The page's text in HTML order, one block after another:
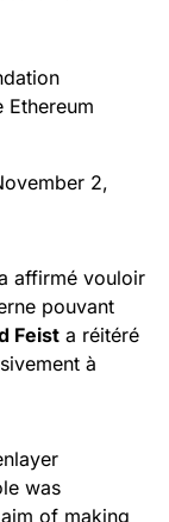
2,
affirmé vouloir
pouvant
Feist a réitéré
à
was
of making